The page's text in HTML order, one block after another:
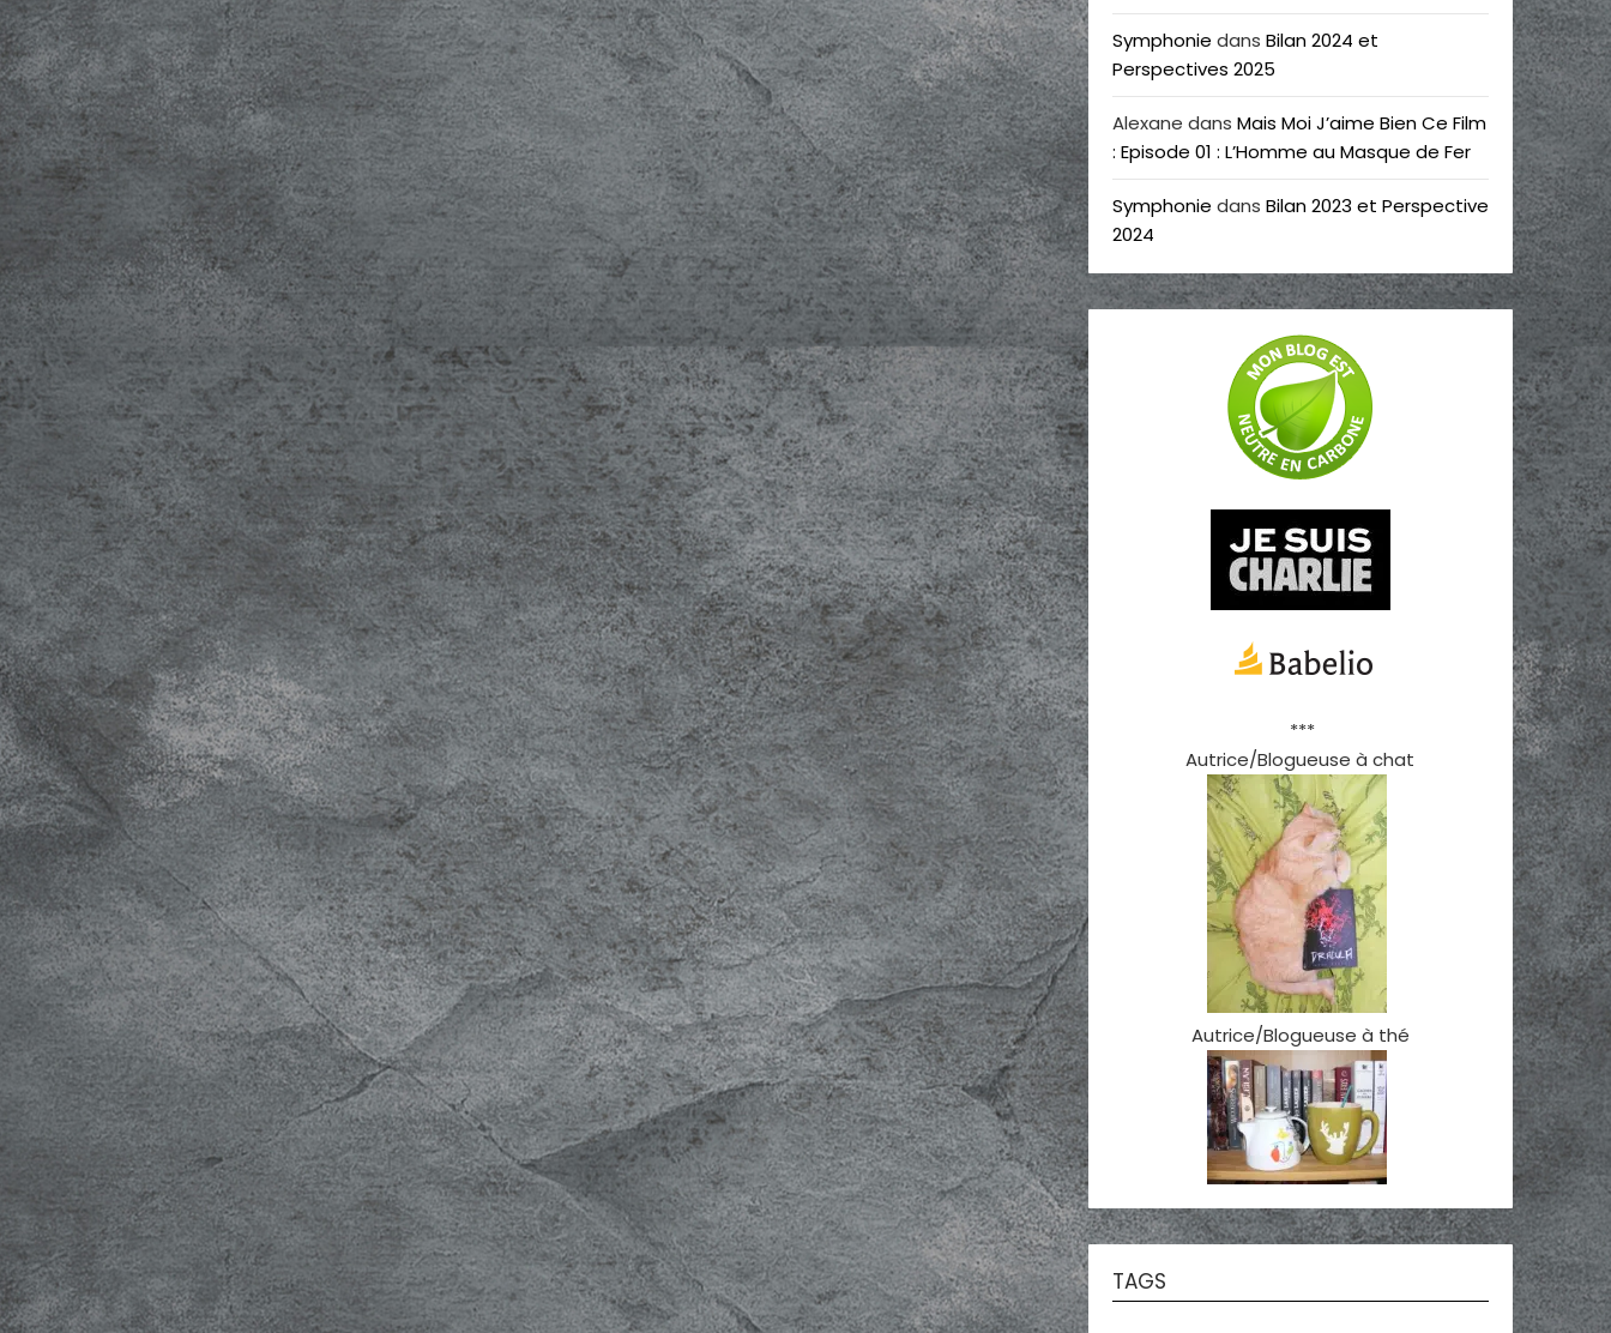
Symphonie dans Bilan 2024 et
Perspectives 2025
Alexane dans Mais Moi J’aime Bien Ce Film
: Episode 01 : L’Homme au Masque de Fer
Symphonie dans Bilan 2023 et Perspective
2024
***
Autrice/Blogueuse à chat
Autrice/Blogueuse à thé
TAGS